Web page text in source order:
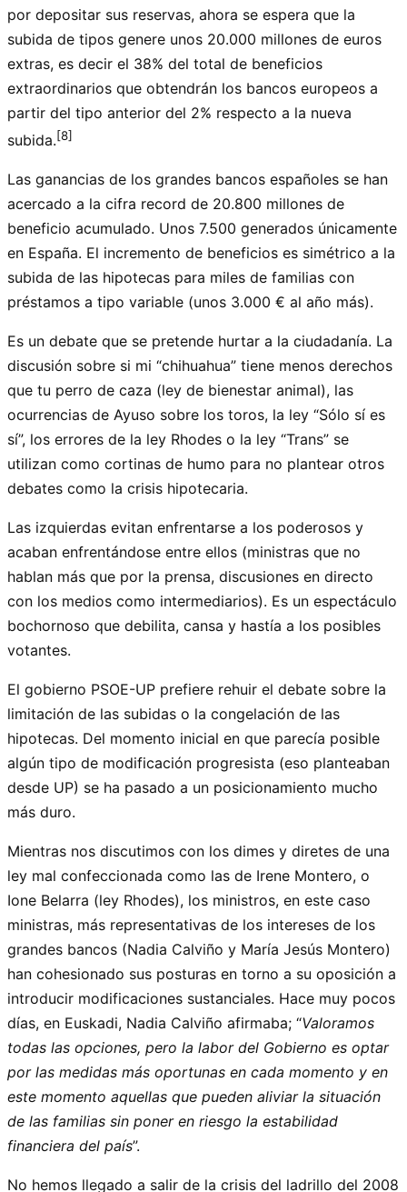
por depositar sus reservas, ahora se espera que la
subida de tipos genere unos 20.000 millones de euros
extras, es decir el 38% del total de beneficios
extraordinarios que obtendrán los bancos europeos a
partir del tipo anterior del 2% respecto a la nueva
subida.[8]
Las ganancias de los grandes bancos españoles se han
acercado a la cifra record de 20.800 millones de
beneficio acumulado. Unos 7.500 generados únicamente
en España. El incremento de beneficios es simétrico a la
subida de las hipotecas para miles de familias con
préstamos a tipo variable (unos 3.000 € al año más).
Es un debate que se pretende hurtar a la ciudadanía. La
discusión sobre si mi “chihuahua” tiene menos derechos
que tu perro de caza (ley de bienestar animal), las
ocurrencias de Ayuso sobre los toros, la ley “Sólo sí es
sí”, los errores de la ley Rhodes o la ley “Trans” se
utilizan como cortinas de humo para no plantear otros
debates como la crisis hipotecaria.
Las izquierdas evitan enfrentarse a los poderosos y
acaban enfrentándose entre ellos (ministras que no
hablan más que por la prensa, discusiones en directo
con los medios como intermediarios). Es un espectáculo
bochornoso que debilita, cansa y hastía a los posibles
votantes.
El gobierno PSOE-UP prefiere rehuir el debate sobre la
limitación de las subidas o la congelación de las
hipotecas. Del momento inicial en que parecía posible
algún tipo de modificación progresista (eso planteaban
desde UP) se ha pasado a un posicionamiento mucho
más duro.
Mientras nos discutimos con los dimes y diretes de una
ley mal confeccionada como las de Irene Montero, o
Ione Belarra (ley Rhodes), los ministros, en este caso
ministras, más representativas de los intereses de los
grandes bancos (Nadia Calviño y María Jesús Montero)
han cohesionado sus posturas en torno a su oposición a
introducir modificaciones sustanciales. Hace muy pocos
días, en Euskadi, Nadia Calviño afirmaba; “Valoramos
todas las opciones, pero la labor del Gobierno es optar
por las medidas más oportunas en cada momento y en
este momento aquellas que pueden aliviar la situación
de las familias sin poner en riesgo la estabilidad
financiera del país”.
No hemos llegado a salir de la crisis del ladrillo del 2008